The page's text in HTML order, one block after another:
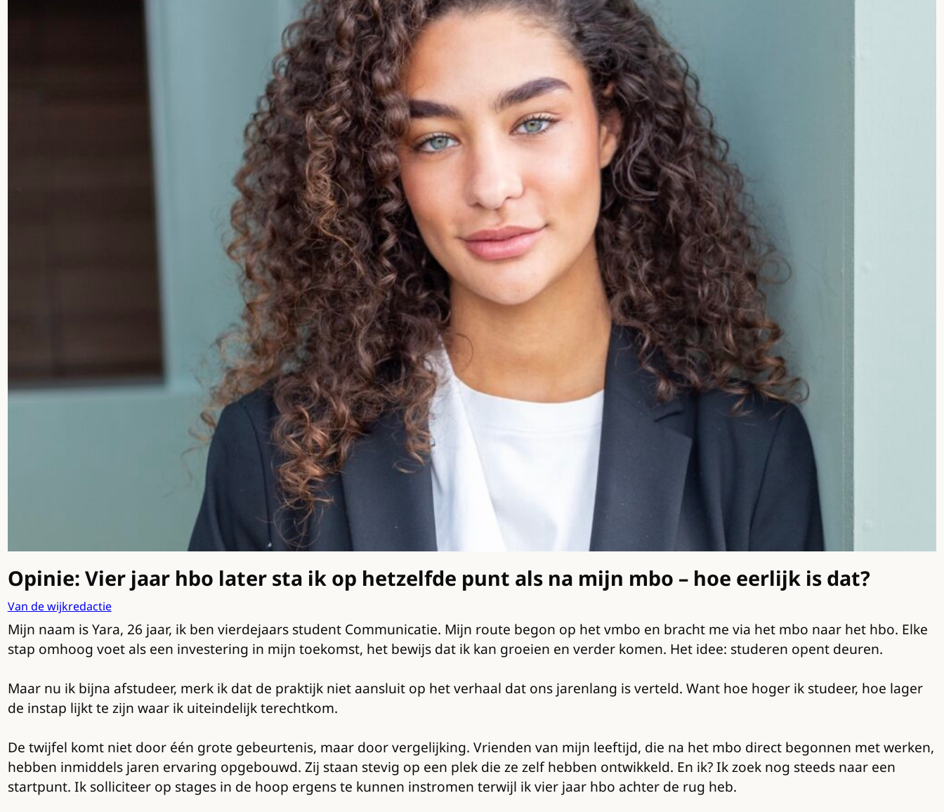
Opinie: Vier jaar hbo later sta ik op hetzelfde punt als na mijn mbo – hoe eerlijk is dat?
Van de wijkredactie
Mijn naam is Yara, 26 jaar, ik ben vierdejaars student Communicatie. Mijn route begon op het vmbo en bracht me via het mbo naar het hbo. Elke
stap omhoog voet als een investering in mijn toekomst, het bewijs dat ik kan groeien en verder komen. Het idee: studeren opent deuren.
Maar nu ik bijna afstudeer, merk ik dat de praktijk niet aansluit op het verhaal dat ons jarenlang is verteld. Want hoe hoger ik studeer, hoe lager
de instap lijkt te zijn waar ik uiteindelijk terechtkom.
De twijfel komt niet door één grote gebeurtenis, maar door vergelijking. Vrienden van mijn leeftijd, die na het mbo direct begonnen met werken,
hebben inmiddels jaren ervaring opgebouwd. Zij staan stevig op een plek die ze zelf hebben ontwikkeld. En ik? Ik zoek nog steeds naar een
startpunt. Ik solliciteer op stages in de hoop ergens te kunnen instromen terwijl ik vier jaar hbo achter de rug heb.